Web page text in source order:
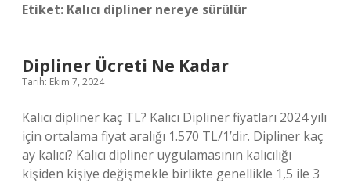
Etiket: Kalıcı dipliner nereye sürülür
Dipliner Ücreti Ne Kadar
Tarih: Ekim 7, 2024
Kalıcı dipliner kaç TL? Kalıcı Dipliner fiyatları 2024 yılı
için ortalama fiyat aralığı 1.570 TL/1’dir. Dipliner kaç
ay kalıcı? Kalıcı dipliner uygulamasının kalıcılığı
kişiden kişiye değişmekle birlikte genellikle 1,5 ile 3